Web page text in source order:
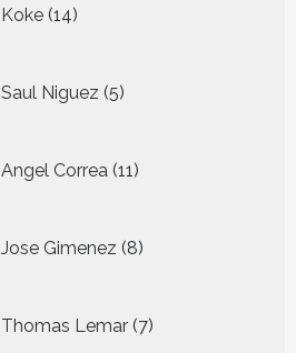
Koke 14
producten
Saul Niguez 5
producten
Angel Correa 11
producten
Jose Gimenez 8
producten
Thomas Lemar 7
producten